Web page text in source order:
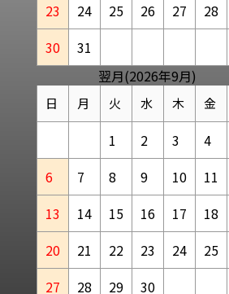
23
24 25 26 27 28
30
31
翌月(2026年9月)
日 月 火 水 木 金
1 2 3 4
6
7 8 9 10 11
13
14 15 16 17 18
20
21 22 23 24 25
27
28 29 30